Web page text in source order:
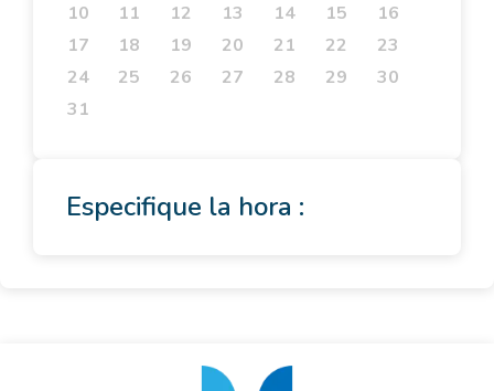
10
11 12 13 14 15
16
17
18 19 20 21 22
23
24
25 26 27 28 29
30
31
Especifique la hora :